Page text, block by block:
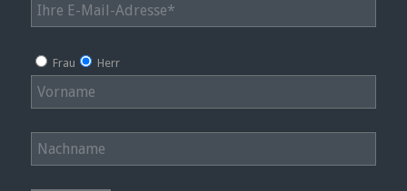
Frau Herr